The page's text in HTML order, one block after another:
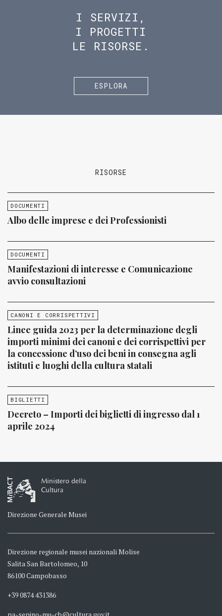
I SERVIZI,
I PROGETTI
LE RISORSE.
ESPLORA
RISORSE
DOCUMENTI
Albo delle imprese e dei Professionisti
DOCUMENTI
Manifestazioni di interesse e Comunicazione
avvio consultazioni
CANONI E CORRISPETTIVI
Linee guida 2023 per la determinazione degli
importi minimi dei canoni e dei corrispettivi per
la concessione d’uso dei beni in consegna agli
istituti e luoghi della cultura statali
BIGLIETTI
Decreto – Importi dei biglietti di ingresso dal 1
aprile 2024
Ministero della
Cultura
Direzione Generale Musei
Direzione regionale musei nazionali Molise
Salita San Bartolomeo, 10
86100 Campobasso
+39 0874 431386